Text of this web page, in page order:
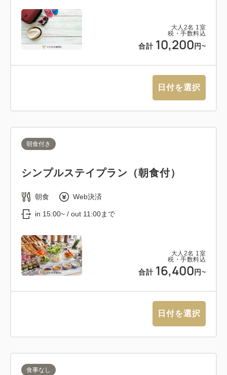
大人 2名 1室
税・手数料込
合計 10,200 円~
日付を選択
大人 2名 1室
税・手数料込
合計 16,400 円~
朝食付き
シンプルステイプラン（朝食付）
朝食 Web決済
in 15:00~ / out 11:00まで
日付を選択
食事なし